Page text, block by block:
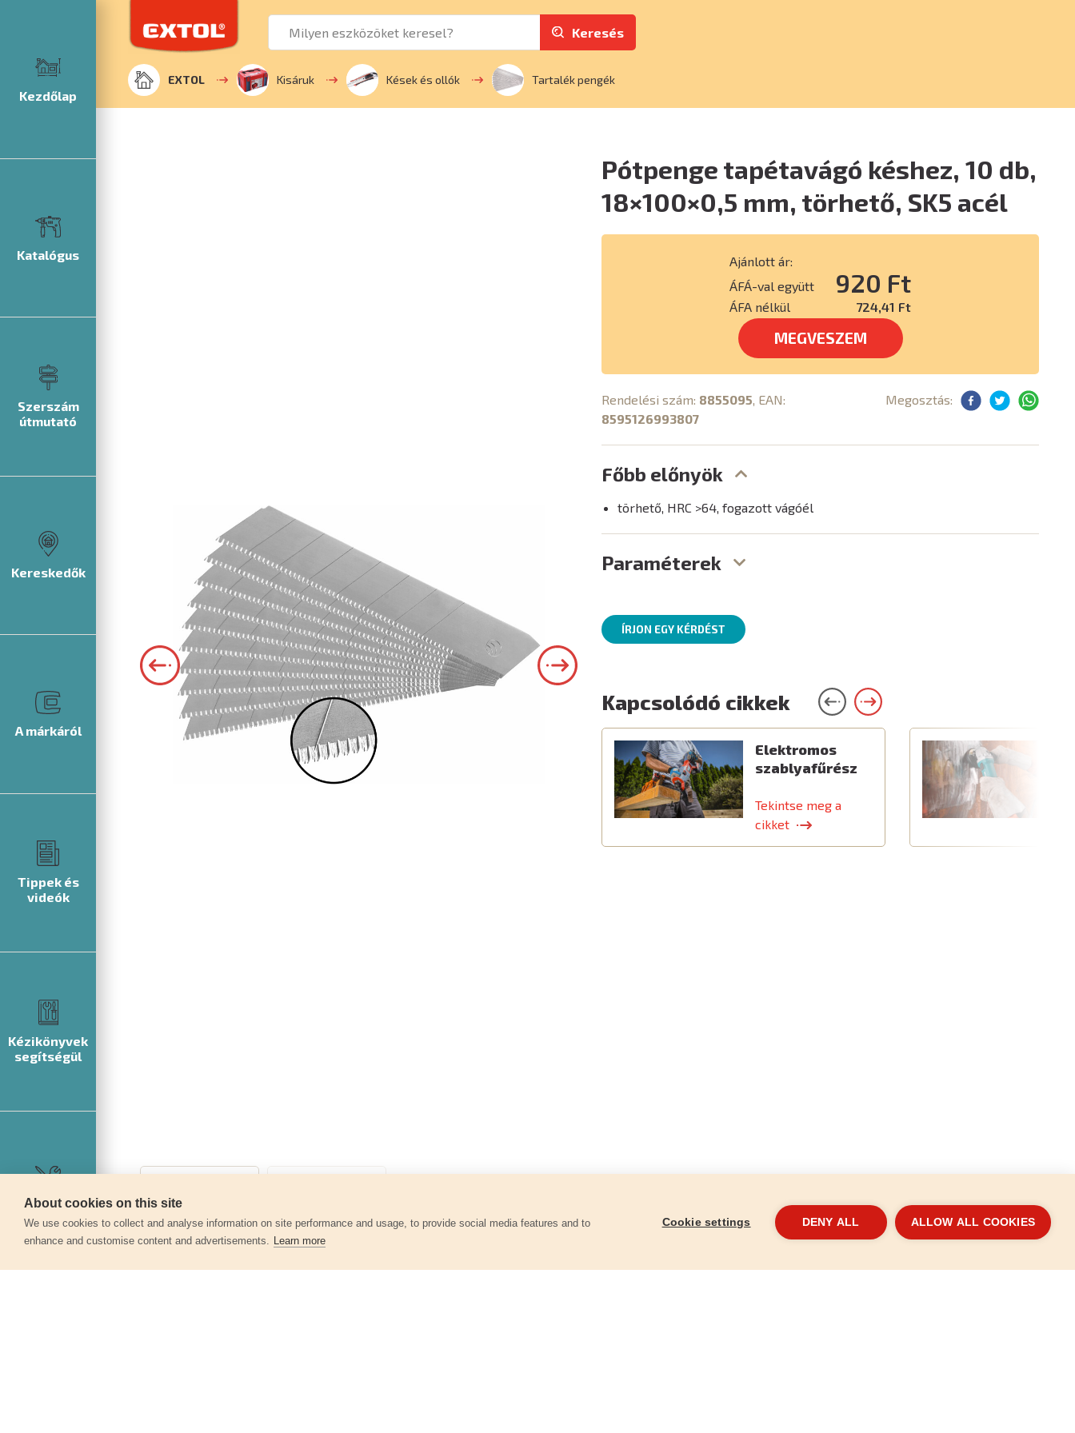
Kezdőlap
Katalógus
Szerszám
útmutató
Kereskedők
A márkáról
Tippek és
videók
Kézikönyvek
segítségül
Szerviz
Keresés
EXTOL Kisáruk Kések és ollók Tartalék pengék
Pótpenge tapétavágó késhez, 10 db,
18×100×0,5 mm, törhető, SK5 acél
Ajánlott ár:
ÁFÁ-val együtt
920 Ft
ÁFA nélkül 724,41 Ft
MEGVESZEM
Rendelési szám: 8855095, EAN:
8595126993807
Megosztás:
Főbb előnyök
törhető, HRC >64, fogazott vágóél
Paraméterek
ÍRJON EGY KÉRDÉST
Kapcsolódó cikkek
Elektromos
szablyafűrész
Tekintse meg a
cikket
About cookies on this site
We use cookies to collect and analyse information on site performance and usage, to provide social media features and to
enhance and customise content and advertisements. Learn more
Cookie settings DENY ALL ALLOW ALL COOKIES